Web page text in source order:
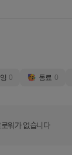
0 동료 0
워가 없습니다